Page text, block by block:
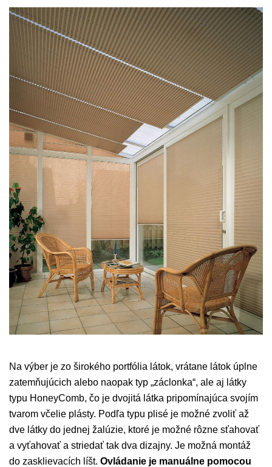
Na výber je zo širokého portfólia látok, vrátane látok úplne
zatemňujúcich alebo naopak typ „záclonka“, ale aj látky
typu HoneyComb, čo je dvojitá látka pripomínajúca svojím
tvarom včelie plásty. Podľa typu plisé je možné zvoliť až
dve látky do jednej žalúzie, ktoré je možné rôzne sťahovať
a vyťahovať a striedať tak dva dizajny. Je možná montáž
do zasklievacích líšt. Ovládanie je manuálne pomocou